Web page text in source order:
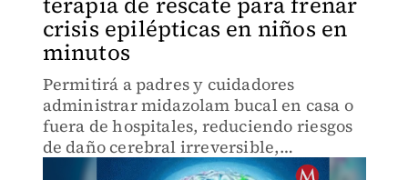
crisis epilépticas en niños en
minutos
Permitirá a padres y cuidadores
administrar midazolam bucal en casa o
fuera de hospitales, reduciendo riesgos
de daño cerebral irreversible,
hospitalizaciones y muerte.